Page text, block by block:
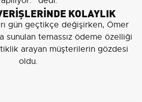
KOLAYLIK
gün geçtikçe değişirken, Ömer
sunulan temassız ödeme özelliği
arayan müşterilerin gözdesi
oldu.